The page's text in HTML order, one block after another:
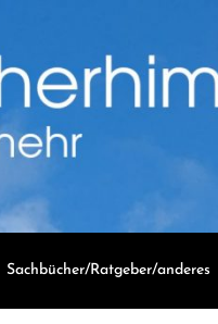
Sachbücher/Ratgeber/anderes